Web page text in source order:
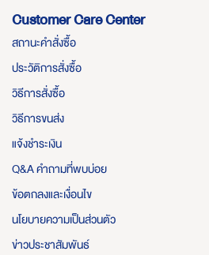
Customer Care Center
สถานะคำสั่งซื้อ
ประวัติการสั่งซื้อ
วิธีการสั่งซื้อ
วิธีการขนส่ง
แจ้งชำระเงิน
Q&A คำถามที่พบบ่อย
ข้อตกลงและเงื่อนไข
นโยบายความเป็นส่วนตัว
ข่าวประชาสัมพันธ์